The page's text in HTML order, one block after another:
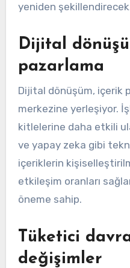
yeniden
Dijital
pazarlama
Dijital dönüşüm, içerik
merkezine yerleşiyor.
kitlelerine daha etkili
ve yapay zeka gibi
içeriklerin
etkileşim oranları
öneme sahip.
Tüketici
değişimler